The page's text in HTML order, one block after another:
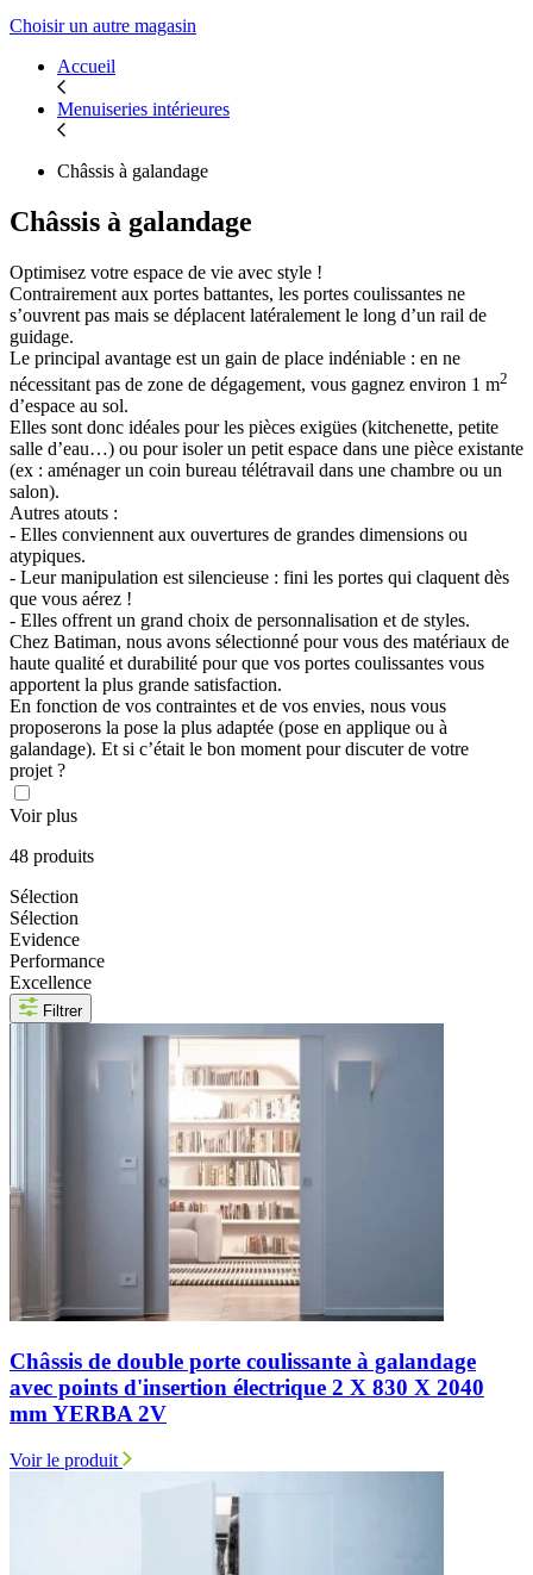
Choisir un autre magasin
Accueil
Menuiseries intérieures
Châssis à galandage
Châssis à galandage
Optimisez votre espace de vie avec style !
Contrairement aux portes battantes, les portes coulissantes ne
s’ouvrent pas mais se déplacent latéralement le long d’un rail de
guidage.
Le principal avantage est un gain de place indéniable : en ne
nécessitant pas de zone de dégagement, vous gagnez environ 1 m2
d’espace au sol.
Elles sont donc idéales pour les pièces exigües (kitchenette, petite
salle d’eau…) ou pour isoler un petit espace dans une pièce existante
(ex : aménager un coin bureau télétravail dans une chambre ou un
salon).
Autres atouts :
- Elles conviennent aux ouvertures de grandes dimensions ou
atypiques.
- Leur manipulation est silencieuse : fini les portes qui claquent dès
que vous aérez !
- Elles offrent un grand choix de personnalisation et de styles.
Chez Batiman, nous avons sélectionné pour vous des matériaux de
haute qualité et durabilité pour que vos portes coulissantes vous
apportent la plus grande satisfaction.
En fonction de vos contraintes et de vos envies, nous vous
proposerons la pose la plus adaptée (pose en applique ou à
galandage). Et si c’était le bon moment pour discuter de votre
projet ?
Voir plus
48 produits
Sélection
Sélection
Evidence
Performance
Excellence
Filtrer
Châssis de double porte coulissante à galandage
avec points d'insertion électrique 2 X 830 X 2040
mm YERBA 2V
Voir le produit